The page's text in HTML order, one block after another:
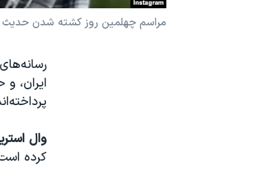
مراسم چهلمین روز کشته شدن حدیث
ایران،
وال
کرده